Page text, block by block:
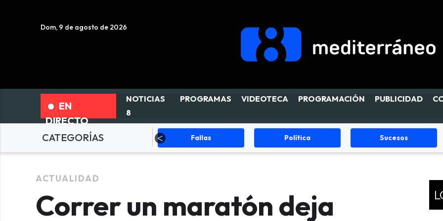
Dom, 9 de agosto de 2026
EN
DIRECTO
NOTICIAS
8
PROGRAMAS VIDEOTECA PROGRAMACIÓN PUBLICIDAD
CATEGORÍASActualidad Fallas Política Sucesos
ACTUALIDAD
Correr un maratón deja